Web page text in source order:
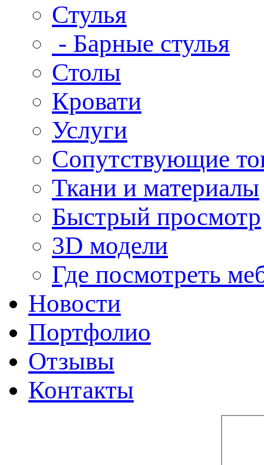
Стулья
- Барные стулья
Столы
Кровати
Услуги
Сопутствующие
Ткани и материалы
Быстрый просмотр
3D модели
Где посмотреть
Новости
Портфолио
Отзывы
Контакты